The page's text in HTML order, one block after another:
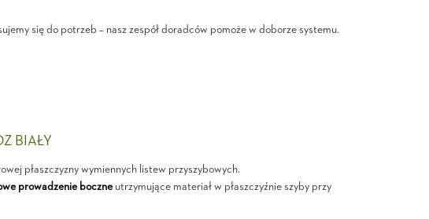
się do potrzeb – nasz zespół doradców pomoże w doborze systemu.
BIAŁY
płaszczyzny wymiennych listew przyszybowych.
prowadzenie boczneutrzymujące materiał w płaszczyźnie szyby przy